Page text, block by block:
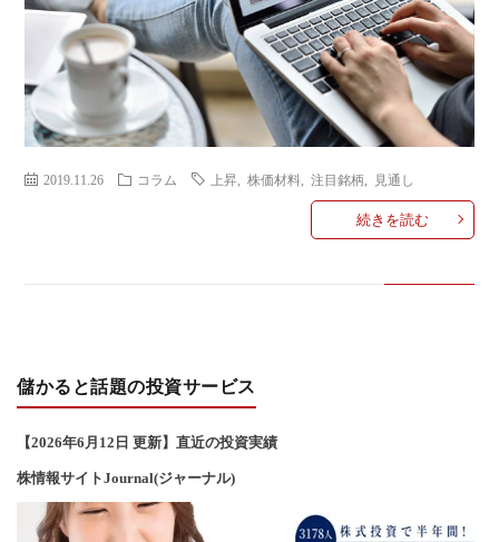
サー
ス
覧
典
問
2019.11.26 コラム 上昇 ,株価材料 ,注目銘柄 見通し
続きを読む
儲かると話題の投資サービス
【2026年6 月12 日 更新】直近の投資実績
株情報サイトJournal(ジャーナル)